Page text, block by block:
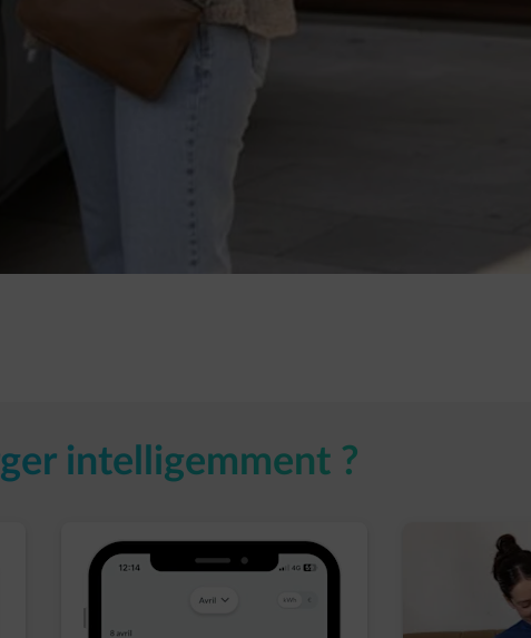
jour.​
de votre contrat
avantageux
intelligemment ?